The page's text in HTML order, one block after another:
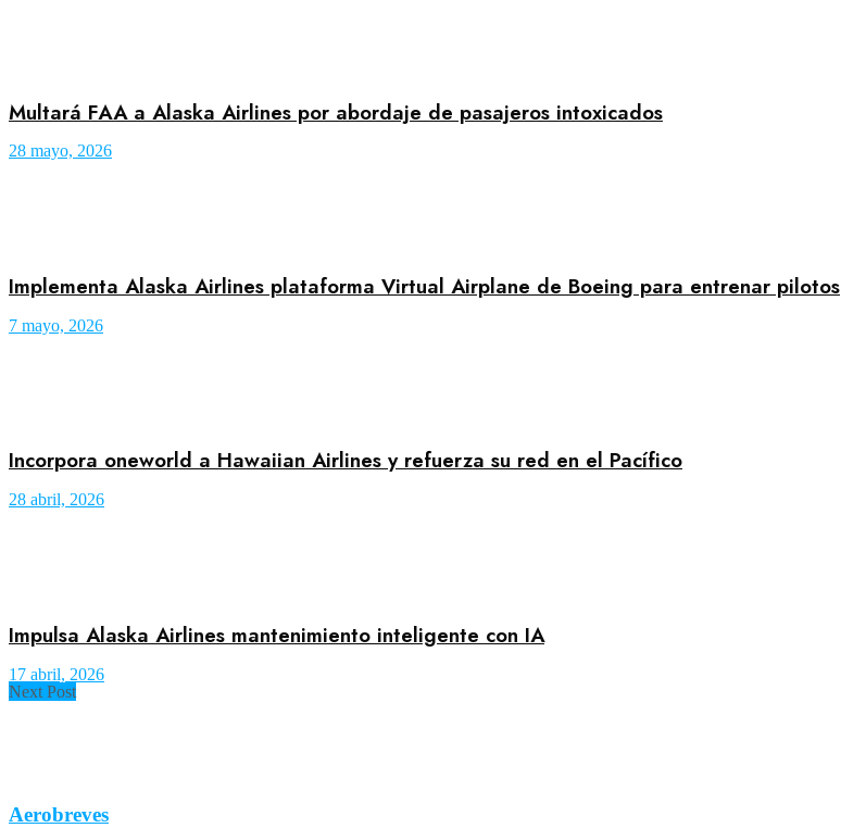
Multará FAA a Alaska Airlines por abordaje de pasajeros intoxicados
28 mayo, 2026
Implementa Alaska Airlines plataforma Virtual Airplane de Boeing para entrenar pilotos
7 mayo, 2026
Incorpora oneworld a Hawaiian Airlines y refuerza su red en el Pacífico
28 abril, 2026
Impulsa Alaska Airlines mantenimiento inteligente con IA
17 abril, 2026
Next Post
Aerobreves